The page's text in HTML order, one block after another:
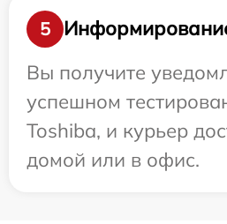
5
Вы получите
успешном
Toshiba, и курьер
домой или в офис.